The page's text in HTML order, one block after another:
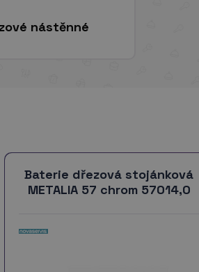
nástěnné
Baterie dřezová stojánková
METALIA 57 chrom 57014,0